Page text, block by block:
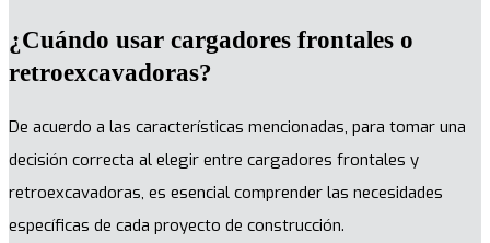
¿Cuándo usar cargadores frontales o
retroexcavadoras?
De acuerdo a las características mencionadas, para tomar una
decisión correcta al elegir entre cargadores frontales y
retroexcavadoras, es esencial comprender las necesidades
específicas de cada proyecto de construcción.